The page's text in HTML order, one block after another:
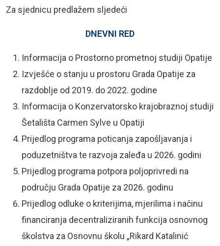
Za sjednicu predlažem sljedeći
DNEVNI RED
Informacija o Prostorno prometnoj studiji Opatije
Izvješće o stanju u prostoru Grada Opatije za
razdoblje od 2019. do 2022. godine
Informacija o Konzervatorsko krajobraznoj studiji
Šetališta Carmen Sylve u Opatiji
Prijedlog programa poticanja zapošljavanja i
poduzetništva te razvoja zaleđa u 2026. godini
Prijedlog programa potpora poljoprivredi na
području Grada Opatije za 2026. godinu
Prijedlog odluke o kriterijima, mjerilima i načinu
financiranja decentraliziranih funkcija osnovnog
školstva za Osnovnu školu „Rikard Katalinić